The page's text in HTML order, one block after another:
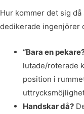
Hur kommer det sig
dedikerade ingenjörer
“Bara en
lutade/roterade
position i
Handskar då?